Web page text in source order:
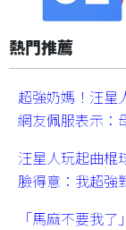
熱門推薦
超強奶媽！汪星
網友佩服表示：
汪星人玩起曲
臉得意：我超強
「馬麻不要我